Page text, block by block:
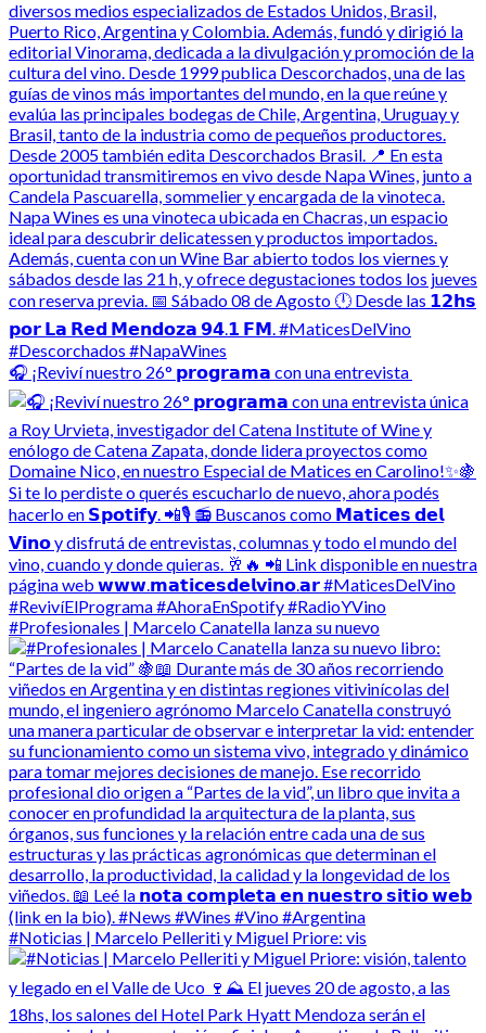
🎧 ¡Reviví nuestro 26° 𝗽𝗿𝗼𝗴𝗿𝗮𝗺𝗮 con una entrevista
#Profesionales | Marcelo Canatella lanza su nuevo
#Noticias | Marcelo Pelleriti y Miguel Priore: vis